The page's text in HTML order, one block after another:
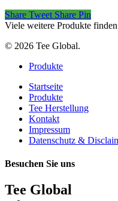
Share Tweet Share Pin
Viele weitere Produkte
© 2026 Tee Global.
Close
Produkte
Startseite
Produkte
Tee Herstellung
Kontakt
Impressum
Datenschutz &
Besuchen Sie uns
Tee Global